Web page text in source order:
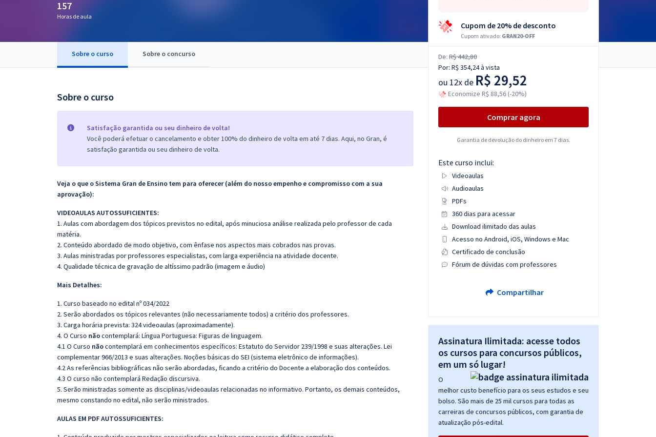
Questões grátis
157
Horas de aula
Sobre o curso Sobre o concurso
Sobre o curso
Satisfação garantida ou seu dinheiro de volta!
Você poderá efetuar o cancelamento e obter 100% do dinheiro de volta em até 7 dias. Aqui, no Gran, é
satisfação garantida ou seu dinheiro de volta.
Veja o que o Sistema Gran de Ensino tem para oferecer (além do nosso empenho e compromisso com a sua
aprovação):
VIDEOAULAS AUTOSSUFICIENTES:
1. Aulas com abordagem dos tópicos previstos no edital, após minuciosa análise realizada pelo professor de cada
matéria.
2. Conteúdo abordado de modo objetivo, com ênfase nos aspectos mais cobrados nas provas.
3. Aulas ministradas por professores especialistas, com larga experiência na atividade docente.
4. Qualidade técnica de gravação de altíssimo padrão (imagem e áudio)
Mais Detalhes:
1. Curso baseado no edital nº 034/2022
2. Serão abordados os tópicos relevantes (não necessariamente todos) a critério dos professores.
3. Carga horária prevista: 324 videoaulas (aproximadamente).
4. O Curso nãocontemplará: Língua Portuguesa: Figuras de linguagem.
4.1 O Curso nãocontemplará em conhecimentos específicos: Estatuto do Servidor 239/1998 e suas alterações. Lei
complementar 966/2013 e suas alterações. Noções básicas do SEI (sistema eletrônico de informações).
4.2 As referências bibliográficas não serão abordadas, ficando a critério do Docente a elaboração dos conteúdos.
4.3 O curso não contemplará Redação discursiva.
5. Serão ministradas somente as disciplinas/videoaulas relacionadas no informativo. Portanto, os demais conteúdos,
mesmo constando no edital, não serão ministrados.
AULAS EM PDF AUTOSSUFICIENTES:
Cupom de 20% de desconto
Cupom ativado: GRAN20-OFF
De: R$ 442,80
Por: R$ 354,24à vista
ou 12x de R$ 29,52
Economize R$ 88,56 (-20%)
Comprar agora
Garantia de devolução do dinheiro em 7 dias.
Este curso inclui:
Videoaulas
Audioaulas
PDFs
360 dias para acessar
Download ilimitado das aulas
Acesso no Android, iOS, Windows e Mac
Certificado de conclusão
Fórum de dúvidas com professores
Compartilhar
Assinatura Ilimitada: acesse todos
os cursos para concursos públicos,
em um só lugar!
O
melhor custo benefício para os seus estudos e seu
bolso. São mais de 25 mil cursos para todas as
carreiras de concursos públicos, com garantia de
atualização pós-edital.